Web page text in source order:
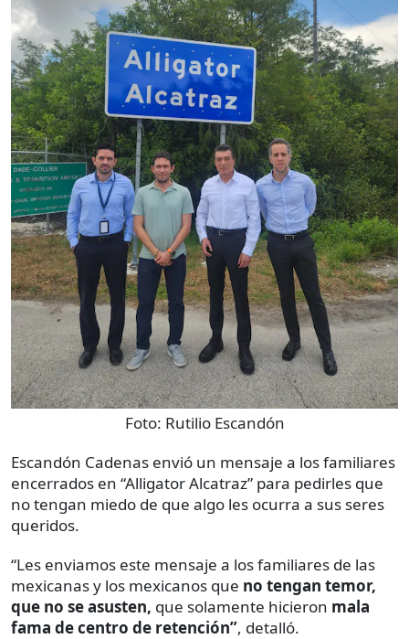
Foto: Rutilio Escandón
Escandón Cadenas envió un mensaje a los familiares
encerrados en “Alligator Alcatraz” para pedirles que
no tengan miedo de que algo les ocurra a sus seres
queridos.
“Les enviamos este mensaje a los familiares de las
mexicanas y los mexicanos que no tengan temor,
que no se asusten, que solamente hicieron mala
fama de centro de retención”, detalló.